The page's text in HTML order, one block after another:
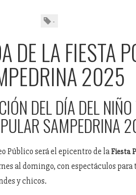
-
DE LA FIESTA
2025
DEL DÍA DEL
SAMPEDRINA
Público será el epicentro de la Fiesta
al domingo, con espectáculos para
y chicos.